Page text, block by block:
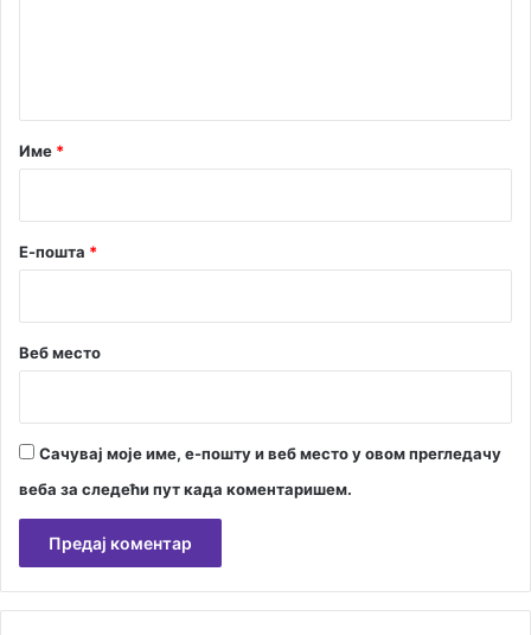
р
Име *
Е-пошта *
Веб место
Сачувај моје име, е-пошту и веб место у овом прегледачу
веба за следећи пут када коментаришем.